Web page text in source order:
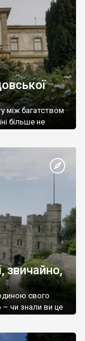
між багатством
більше не
звичайно,
свого
чи знали ви це